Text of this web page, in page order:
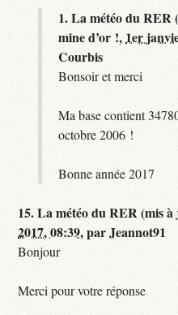
1.La météo du RER
mine d’or !, 1er
Courbis
Bonsoir et merci
Ma base contient
octobre 2006 !
Bonne année 2017
15.La météo du RER (mis
2017, 08:39,parJeannot91
Bonjour
Merci pour votre réponse